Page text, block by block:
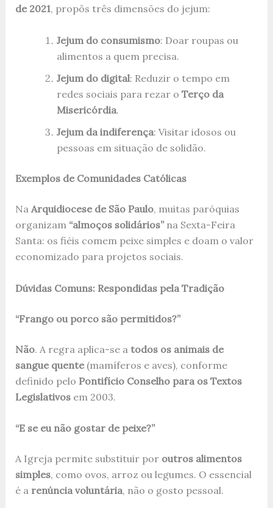
de 2021, propôs três dimensões do jejum:
Jejum do consumismo: Doar roupas ou
alimentos a quem precisa.
Jejum do digital: Reduzir o tempo em
redes sociais para rezar o Terço da
Misericórdia.
Jejum da indiferença: Visitar idosos ou
pessoas em situação de solidão.
Exemplos de Comunidades Católicas
Na Arquidiocese de São Paulo, muitas paróquias
organizam “almoços solidários”na Sexta-Feira
Santa: os fiéis comem peixe simples e doam o valor
economizado para projetos sociais.
Dúvidas Comuns: Respondidas pela Tradição
“Frango ou porco são permitidos?”
Não. A regra aplica-se a todos os animais de
sangue quente(mamíferos e aves), conforme
definido pelo Pontifício Conselho para os Textos
Legislativosem 2003.
“E se eu não gostar de peixe?”
A Igreja permite substituir por outros alimentos
simples, como ovos, arroz ou legumes. O essencial
é a renúncia voluntária, não o gosto pessoal.